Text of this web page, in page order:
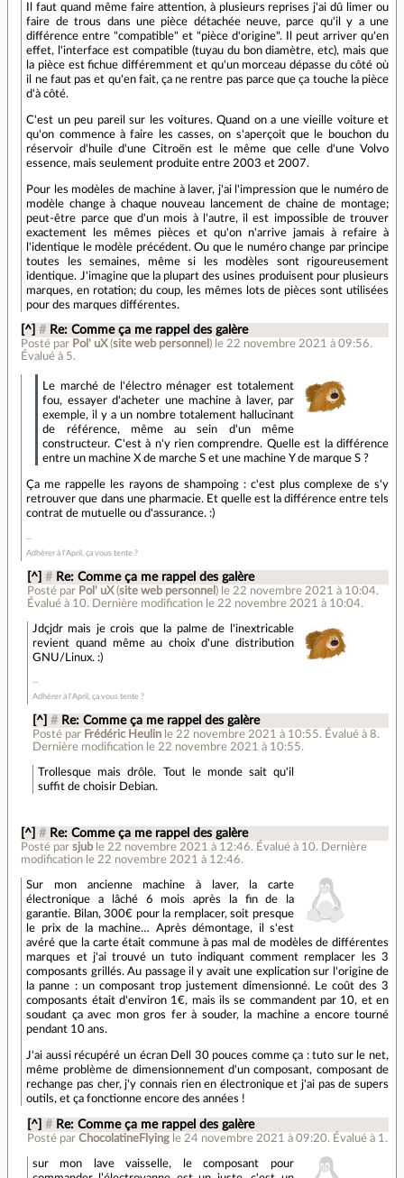
Il faut quand même faire attention, à plusieurs reprises j'ai dû limer ou
faire de trous dans une pièce détachée neuve, parce qu'il y a une
différence entre "compatible" et "pièce d'origine". Il peut arriver qu'en
effet, l'interface est compatible (tuyau du bon diamètre, etc), mais que
la pièce est fichue différemment et qu'un morceau dépasse du côté où
il ne faut pas et qu'en fait, ça ne rentre pas parce que ça touche la pièce
d'à côté.
C'est un peu pareil sur les voitures. Quand on a une vieille voiture et
qu'on commence à faire les casses, on s'aperçoit que le bouchon du
réservoir d'huile d'une Citroën est le même que celle d'une Volvo
essence, mais seulement produite entre 2003 et 2007.
Pour les modèles de machine à laver, j'ai l'impression que le numéro de
modèle change à chaque nouveau lancement de chaine de montage;
peut-être parce que d'un mois à l'autre, il est impossible de trouver
exactement les mêmes pièces et qu'on n'arrive jamais à refaire à
l'identique le modèle précédent. Ou que le numéro change par principe
toutes les semaines, même si les modèles sont rigoureusement
identique. J'imagine que la plupart des usines produisent pour plusieurs
marques, en rotation; du coup, les mêmes lots de pièces sont utilisées
pour des marques différentes.
[^] # Re: Comme ça me rappel des galère
Posté par Pol' uX (site web personnel ) le 22 novembre 2021 à 09:56.
Évalué à 5.
Le marché de l'électro ménager est totalement
fou, essayer d'acheter une machine à laver, par
exemple, il y a un nombre totalement hallucinant
de référence, même au sein d'un même
constructeur. C'est à n'y rien comprendre. Quelle est la différence
entre un machine X de marche S et une machine Y de marque S ?
Ça me rappelle les rayons de shampoing : c'est plus complexe de s'y
retrouver que dans une pharmacie. Et quelle est la différence entre tels
contrat de mutuelle ou d'assurance. :)
Adhérer à l'April, ça vous tente ?
[^] # Re: Comme ça me rappel des galère
Posté par Pol' uX(site web personnel ) le 22 novembre 2021 à 10:04.
Évalué à 10. Dernière modification le 22 novembre 2021 à 10:04.
Jdçjdr mais je crois que la palme de l'inextricable
revient quand même au choix d'une distribution
GNU/Linux. :)
Adhérer à l'April, ça vous tente ?
[^] # Re: Comme ça me rappel des galère
Posté par Frédéric Heulin le 22 novembre 2021 à 10:55. Évalué à8.
Dernière modification le 22 novembre 2021 à 10:55.
Trollesque mais drôle. Tout le monde sait qu'il
suffit de choisir Debian.
[^] # Re: Comme ça me rappel des galère
Posté parsjub le 22 novembre 2021 à 12:46. Évalué à 10.
Dernière
modification le 22 novembre 2021 à 12:46.
Sur mon ancienne machine à laver, la carte
électronique a lâché 6 mois après la fin de la
garantie. Bilan, 300€ pour la remplacer, soit presque
le prix de la machine… Après démontage, il s'est
avéré que la carte était commune à pas mal de modèles de différentes
marques et j'ai trouvé un tuto indiquant comment remplacer les 3
composants grillés. Au passage il y avait une explication sur l'origine de
la panne : un composant trop justement dimensionné. Le coût des 3
composants était d'environ 1€, mais ils se commandent par 10, et en
soudant ça avec mon gros fer à souder, la machine a encore tourné
pendant 10 ans.
J'ai aussi récupéré un écran Dell 30 pouces comme ça : tuto sur le net,
même problème de dimensionnement d'un composant, composant de
rechange pas cher, j'y connais rien en électronique et j'ai pas de supers
outils, et ça fonctionne encore des années !
[^] # Re: Comme ça me rappel des galère
Posté par ChocolatineFlying le 24 novembre 2021 à 09:20. Évalué à 1 .
sur mon lave vaisselle, le composant pour